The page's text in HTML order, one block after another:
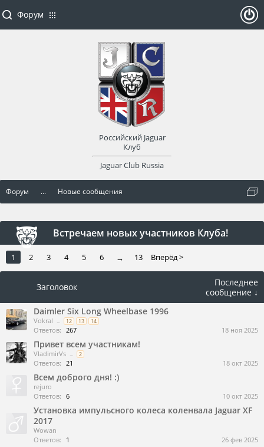
Форум ... Новые сообщения
Встречаем новых участников Клуба!
1 2 3 4 5 6 → 13 Вперёд >
Заголовок
Последнее
сообщение ↓
Daimler Six Long Wheelbase 1996
Vokral ... 12 13 14
Ответов: 267 18 ноя 2025
Привет всем участникам!
VladimirVs ... 2
Ответов: 21 18 окт 2025
Всем доброго дня! :)
rejuro
Ответов: 6 10 окт 2025
Установка импульсного колеса коленвала Jaguar XF
2017
Wowan
Ответов:
1 26 фев 2025
Форум
Российский Jaguar
Клуб
Jaguar Club Russia
оват